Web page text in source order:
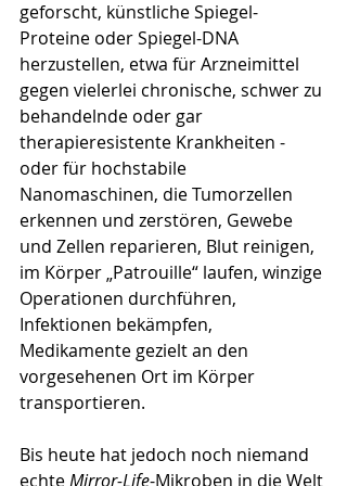
geforscht, künstliche Spiegel-
Proteine oder Spiegel-DNA
herzustellen, etwa für Arzneimittel
gegen vielerlei chronische, schwer zu
behandelnde oder gar
therapieresistente Krankheiten -
oder für hochstabile
Nanomaschinen, die Tumorzellen
erkennen und zerstören, Gewebe
und Zellen reparieren, Blut reinigen,
im Körper „Patrouille“ laufen, winzige
Operationen durchführen,
Infektionen bekämpfen,
Medikamente gezielt an den
vorgesehenen Ort im Körper
transportieren.
Bis heute hat jedoch noch niemand
echte Mirror-Life-Mikroben in die Welt